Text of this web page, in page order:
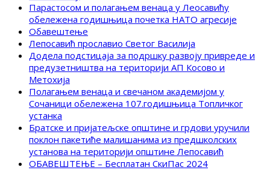
Парастосом и полагањем венаца у Леосавићу
обележена годишњица почетка НАТО агресије
Обавештење
Лепосавић прославио Светог Василија
Додела подстицаја за подршку развоју привреде и
предузетништва на територији АП Косово и
Метохија
Полагањем венаца и свечаном академијом у
Сочаници обележена 107.годишњица Топличког
устанка
Братске и пријатељске општине и грдови уручили
поклон пакетиће малишанима из предшколских
установа на територији општине Лепосавић
ОБАВЕШТЕЊЕ – Бесплатан СкиПас 2024